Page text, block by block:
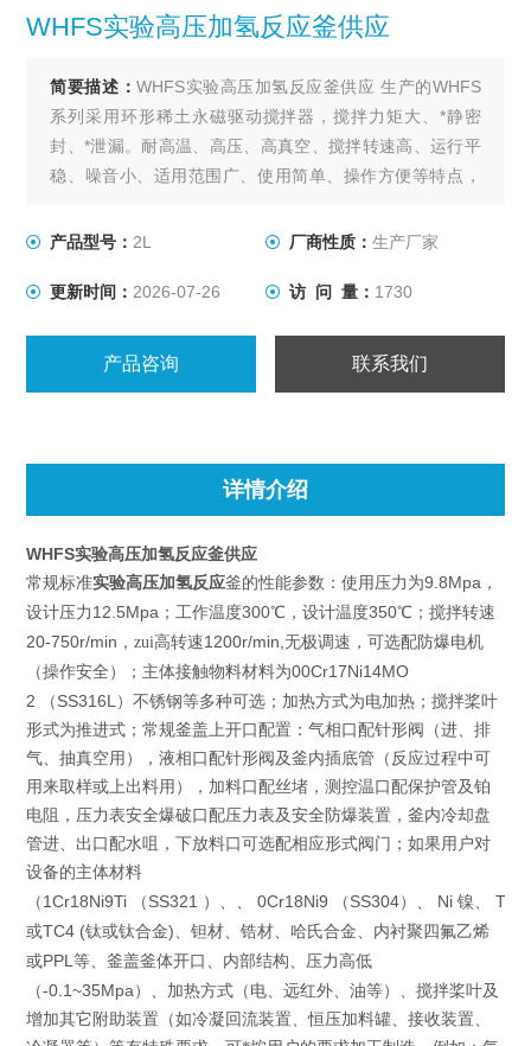
WHFS实验高压加氢反应釜供应
简要描述：WHFS实验高压加氢反应釜供应 生产的WHFS
系列采用环形稀土永磁驱动搅拌器，搅拌力矩大、*静密
封、*泄漏。耐高温、高压、高真空、搅拌转速高、运行平
稳、噪音小、适用范围广、使用简单、操作方便等特点，
置。轴套采用自润滑的石墨、陶瓷、聚四氟乙烯填充碳纤
拌。
产品型号： 2L 厂商性质： 生产厂家
更新时间： 2026-07-26 访 问 量： 1730
产品咨询 联系我们
详情介绍
WHFS实验高压加氢反应釜供应
常规标准实验高压加氢反应釜的性能参数：使用压力为9.8Mpa ，
设计压力 12.5Mpa ；工作温度300℃，设计温度350℃；搅拌转速
20-750r/min ，zui高转速1200r/min,无极调速，可选配防爆电机
（操作安全）；主体接触物料材料为00Cr17Ni14MO
2
（ SS316L ）不锈钢等多种可选；加热方式为电加热；搅拌桨叶
形式为推进式；常规釜盖上开口配置：气相口配针形阀（进、排
气、抽真空用），液相口配针形阀及釜内插底管（反应过程中可
用来取样或上出料用），加料口配丝堵，测控温口配保护管及铂
电阻，压力表安全爆破口配压力表及安全防爆装置，釜内冷却盘
管进、出口配水咀，下放料口可选配相应形式阀门；如果用户对
设备的主体材料
（ 1Cr18Ni9Ti （ SS321 ）、、 0Cr18Ni9 （ SS304）、 Ni镍、 TA2
或TC4 (钛或钛合金)、钽材、锆材、哈氏合金、内衬聚四氟乙烯
或PPL等、釜盖釜体开口、内部结构、压力高低
（-0.1~35Mpa ）、加热方式（电、远红外、油等）、搅拌桨叶及
增加其它附助装置（如冷凝回流装置、恒压加料罐、接收装置、